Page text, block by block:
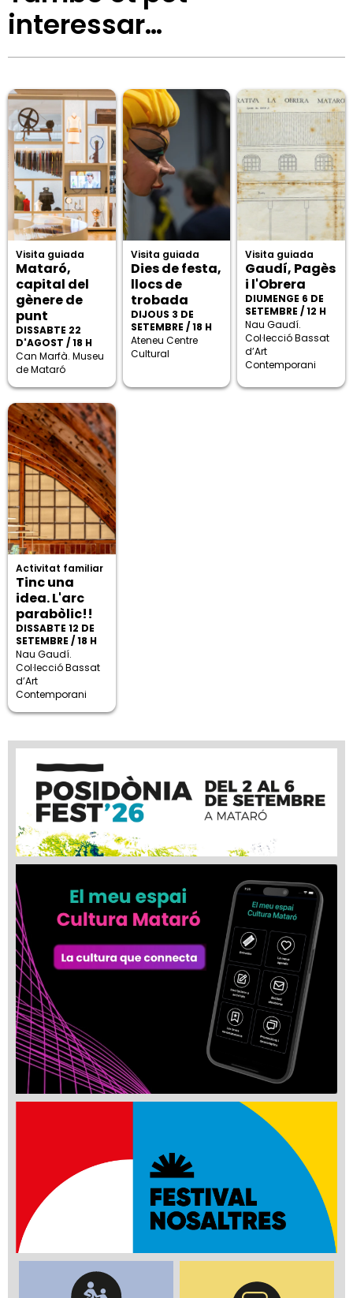
interessar…
Visita guiada
Mataró,
capital del
gènere de
punt
DISSABTE 22
D'AGOST / 18 H
Can Marfà. Museu
de Mataró
Visita guiada
Dies de festa,
llocs de
trobada
DIJOUS 3 DE
SETEMBRE / 18 H
Ateneu Centre
Cultural
Visita guiada
Gaudí, Pagès
i l'Obrera
DIUMENGE 6 DE
SETEMBRE / 12 H
Nau Gaudí.
Col·lecció Bassat
d’Art
Contemporani
Activitat familiar
Tinc una
idea. L'arc
parabòlic!!
DISSABTE 12 DE
SETEMBRE / 18 H
Nau Gaudí.
Col·lecció Bassat
d’Art
Contemporani